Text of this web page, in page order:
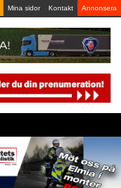
Mina sidor Kontakt Annonsera